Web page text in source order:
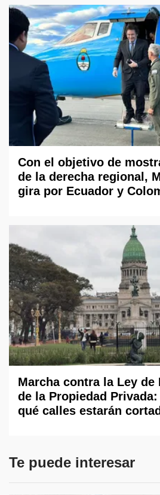
Con el objetivo de
de la derecha regional,
gira por Ecuador y
Marcha contra la Ley de
de la Propiedad
qué calles estarán
Te puede interesar